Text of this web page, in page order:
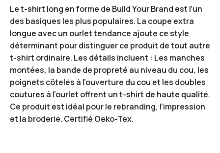
Le t-shirt long en forme de Build Your Brand est l’un
des basiques les plus populaires. La coupe extra
longue avec un ourlet tendance ajoute ce style
déterminant pour distinguer ce produit de tout autre
t-shirt ordinaire. Les détails incluent : Les manches
montées, la bande de propreté au niveau du cou, les
poignets côtelés à l’ouverture du cou et les doubles
coutures à l’ourlet offrent un t-shirt de haute qualité.
Ce produit est idéal pour le rebranding, l’impression
et la broderie. Certifié Oeko-Tex.